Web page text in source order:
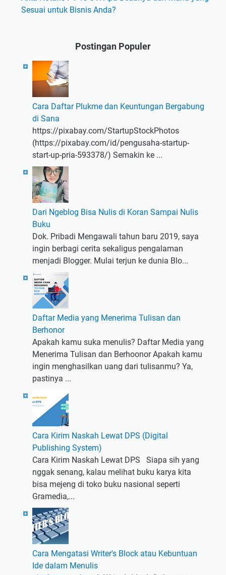
Sesuai untuk Bisnis Anda?
Postingan Populer
Cara Daftar Plukme dan Keuntungan Bergabung
di Sana
https://pixabay.com/StartupStockPhotos
(https://pixabay.com/id/pengusaha-startup-
start-up-pria-593378/) Semakin ke ...
Dari Ngeblog Bisa Nulis di Koran Sampai Nulis
Buku
Dok. Pribadi Mengawali tahun baru 2019, saya
ingin berbagi cerita sekaligus pengalaman
menjadi Blogger. Mulai terjun ke dunia Blo...
Daftar Media yang Menerima Tulisan dan
Berhonor
Apakah kamu suka menulis? Daftar Media yang
Menerima Tulisan dan Berhoonor Apakah kamu
ingin menghasilkan uang dari tulisanmu? Ya,
pastinya ...
Cara Kirim Naskah Lewat DPS (Digital
Publishing System)
Cara Kirim Naskah Lewat DPS Siapa sih yang
nggak senang, kalau melihat buku karya kita
bisa mejeng di toko buku nasional seperti
Gramedia,...
Cara Mengatasi Writer's Block atau Kebuntuan
Ide dalam Menulis